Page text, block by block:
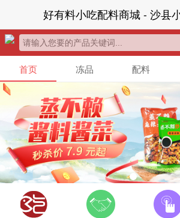
好有料小吃配料商城 - 沙县
首页 冻品 配料